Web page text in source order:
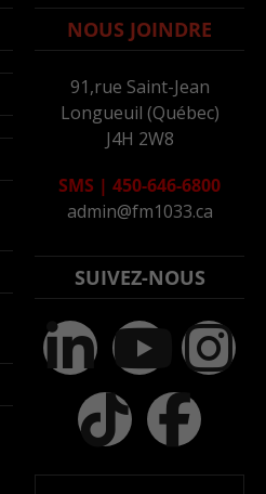
NOUS JOINDRE
91,rue Saint-Jean
Longueuil (Québec)
J4H 2W8
SMS | 450-646-6800
admin@fm1033.ca
SUIVEZ-NOUS